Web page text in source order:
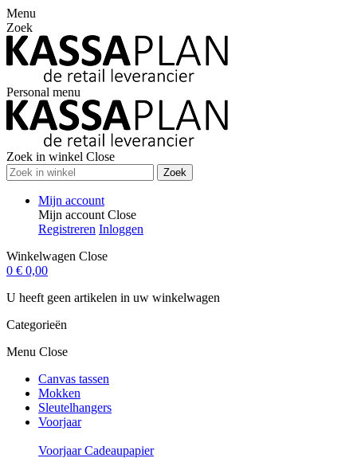
Menu
Zoek
Personal menu
Zoek in winkel Close
Zoek
Mijn account
Mijn account Close
Registreren Inloggen
Winkelwagen Close
0 € 0,00
U heeft geen artikelen in uw winkelwagen
Categorieën
Menu Close
Canvas tassen
Mokken
Sleutelhangers
Voorjaar
Voorjaar Cadeaupapier